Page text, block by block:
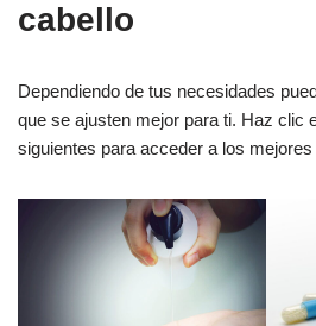
cabello
Dependiendo de tus necesidades
que se ajusten mejor para ti. Haz clic
siguientes para acceder a los